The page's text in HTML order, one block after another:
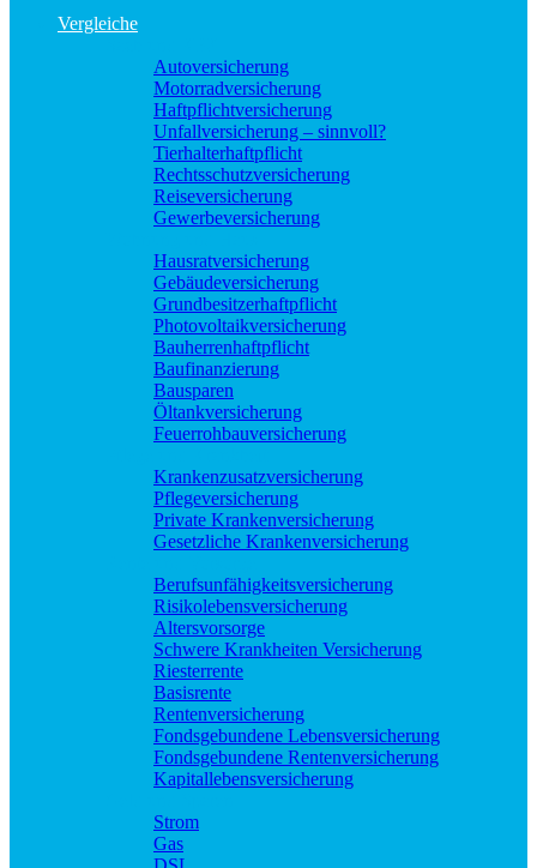
Vergleiche
Autoversicherung
Motorradversicherung
Haftpflichtversicherung
Unfallversicherung – sinnvoll?
Tierhalterhaftpflicht
Rechtsschutzversicherung
Reiseversicherung
Gewerbeversicherung
Hausratversicherung
Gebäudeversicherung
Grundbesitzerhaftpflicht
Photovoltaikversicherung
Bauherrenhaftpflicht
Baufinanzierung
Bausparen
Öltankversicherung
Feuerrohbauversicherung
Krankenzusatzversicherung
Pflegeversicherung
Private Krankenversicherung
Gesetzliche Krankenversicherung
Berufs­unfähigkeitsversicherung
Risikolebensversicherung
Altersvorsorge
Schwere Krankheiten Versicherung
Riesterrente
Basisrente
Rentenversicherung
Fondsgebundene Lebensversicherung
Fondsgebundene Rentenversicherung
Kapitallebensversicherung
Strom
Gas